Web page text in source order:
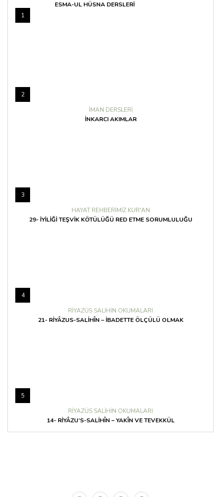
1
ESMA-UL HÜSNA DERSLERI
2
İMAN DERSLERI
İNKARCI AKIMLAR
3
HAYAT REHBERIMIZ KUR'AN
29- İYILIĞI TEŞVIK KÖTÜLÜĞÜ RED ETME SORUMLULUĞU
4
RIYAZÜS SALIHIN OKUMALARI
21- RIYÂZUS-SALIHÎN – İBADETTE ÖLÇÜLÜ OLMAK
5
RIYAZÜS SALIHIN OKUMALARI
14- RIYÂZU’S-SALIHÎN – YAKÎN VE TEVEKKÜL